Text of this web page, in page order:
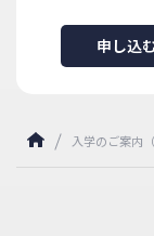
申し込
入学のご案内